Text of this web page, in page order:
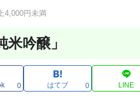
4,000円未満
吟醸」
0 はてブ 0 LINE